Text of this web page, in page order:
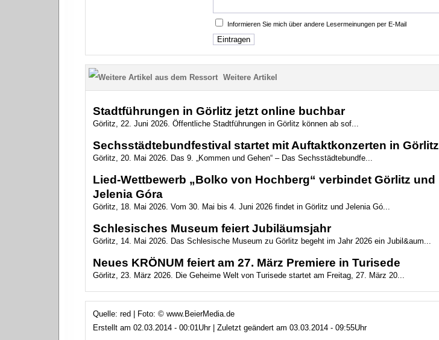
Informieren Sie mich über andere Lesermeinungen per E-Mail
Weitere Artikel
Stadtführungen in Görlitz jetzt online buchbar
Görlitz, 22. Juni 2026. Öffentliche Stadtführungen in Görlitz können ab sof...
Sechsstädtebundfestival startet mit Auftaktkonzerten in Görlitz
Görlitz, 20. Mai 2026. Das 9. „Kommen und Gehen“ – Das Sechsstädtebundfe...
Lied-Wettbewerb „Bolko von Hochberg“ verbindet Görlitz und
Jelenia Góra
Görlitz, 18. Mai 2026. Vom 30. Mai bis 4. Juni 2026 findet in Görlitz und Jelenia Gó...
Schlesisches Museum feiert Jubiläumsjahr
Görlitz, 14. Mai 2026. Das Schlesische Museum zu Görlitz begeht im Jahr 2026 ein Jubil&aum...
Neues KRÖNUM feiert am 27. März Premiere in Turisede
Görlitz, 23. März 2026. Die Geheime Welt von Turisede startet am Freitag, 27. März 20...
Quelle: red | Foto: © www.BeierMedia.de
Erstellt am 02.03.2014 - 00:01Uhr | Zuletzt geändert am 03.03.2014 - 09:55Uhr